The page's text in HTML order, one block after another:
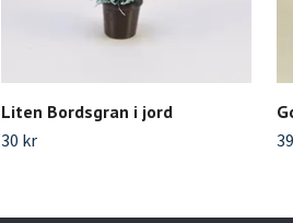
Liten Bordsgran i jord
30 kr